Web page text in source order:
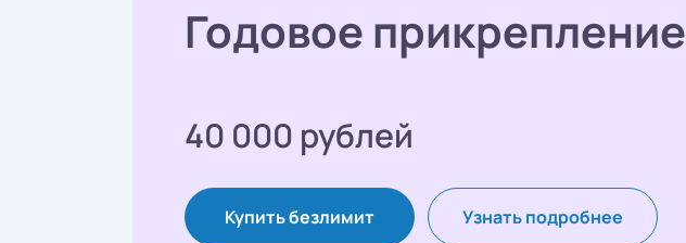
Годовое прикрепление
40 000 рублей
Купить безлимит Узнать подробнее